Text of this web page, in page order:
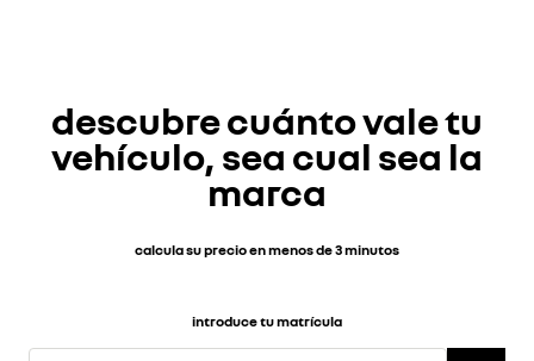
descubre cuánto vale tu
vehículo, sea cual sea la
marca
calcula su precio en menos de 3 minutos
introduce tu matrícula